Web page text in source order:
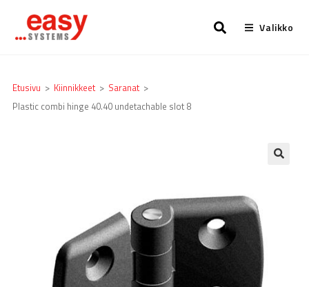
Valikko
Etusivu > Kiinnikkeet > Saranat >
Plastic combi hinge 40.40 undetachable slot 8